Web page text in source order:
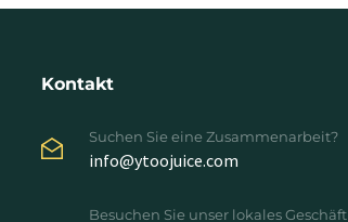
Kontakt
Suchen Sie eine Zusammenarbeit?
info@ytoojuice.com
Besuchen Sie unser lokales Geschäft